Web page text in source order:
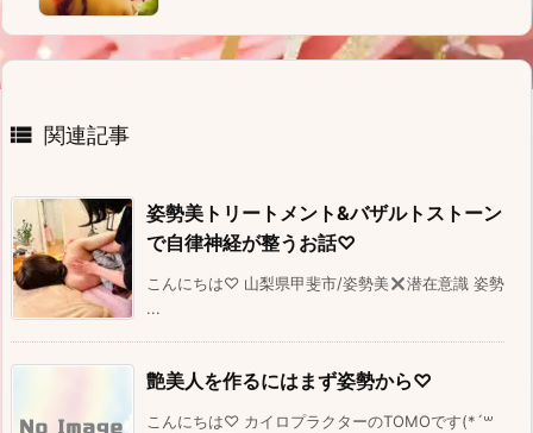
 関連記事
姿勢美トリートメント&バザルトストーン
で自律神経が整うお話♡
こんにちは♡ 山梨県甲斐市/姿勢美
潜在意識 姿勢
...
艶美人を作るにはまず姿勢から♡
こんにちは♡ カイロプラクターのTOMOです(*´꒳